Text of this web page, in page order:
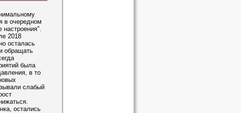
в очередном
настроения".
2018
осталась
обращать
была
в то
слабый
остались